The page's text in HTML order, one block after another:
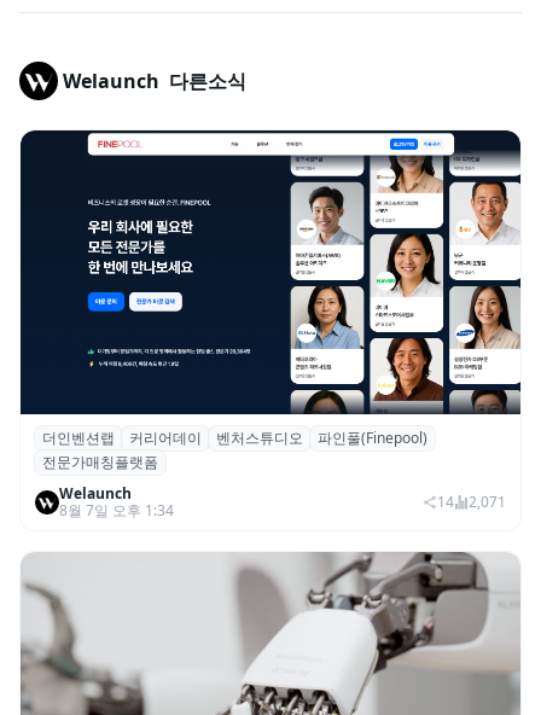
Welaunch 다른소식
더인벤션랩·커리어데이, 스타트업 전문가 매
칭 플랫폼 ‘파인풀’ 출시
더인벤션랩 커리어데이 벤처스튜디오
파인풀(Finepool)
전문가매칭플랫폼
Welaunch
8월 7일 오후 1:34
14 2,071